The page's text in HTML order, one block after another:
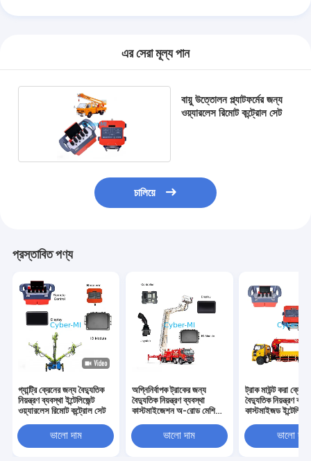
এর সেরা মূল্য পান
বায়ু উত্তোলন প্ল্যাটফর্মের জন্য
ওয়্যারলেস রিমোট কন্ট্রোল সেট
চালিয়ে
প্রস্তাবিত পণ্য
গ্যান্ট্রি ক্রেনের জন্য বৈদ্যুতিক
নিয়ন্ত্রণ ব্যবস্থা ইন্টেলিজেন্ট
ওয়্যারলেস রিমোট কন্ট্রোল সেট
ভালো দাম
অগ্নিনির্বাপক ট্রাকের জন্য
বৈদ্যুতিক নিয়ন্ত্রণ ব্যবস্থা
কাস্টমাইজেশন অ-রোড মেশিনের
সেট
ভালো দাম
ট্রাক মাউন্ট করা
বৈদ্যুতিক নিয়ন্ত্রণ
কাস্টমাইজড
জন্য
ভালো দাম